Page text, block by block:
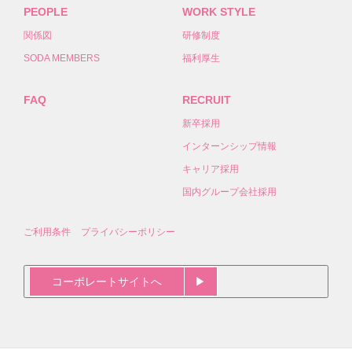
コーポレートサイトへ ▶︎
ご利用条件 プライバシーポリシー
PEOPLE
関係図
SODA MEMBERS
WORK STYLE
研修制度
福利厚生
FAQ RECRUIT
新卒採用
インターンシップ情報
キャリア採用
国内グループ会社採用